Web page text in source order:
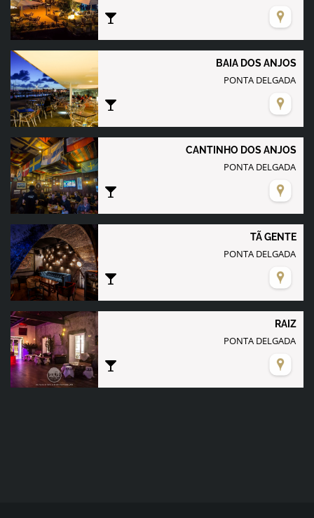
BAIA DOS ANJOS
PONTA DELGADA
CANTINHO DOS ANJOS
PONTA DELGADA
TÃ GENTE
PONTA DELGADA
RAIZ
PONTA DELGADA